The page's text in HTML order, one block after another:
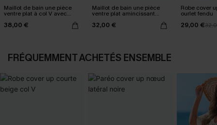
Maillot de bain une pièce
ventre plat à col V avec
Mesh power
38,00 €
Maillot de bain une pièce
ventre plat amincissant
32,00 €
Robe cover
ourlet fendu
29,00 €
FRÉQUEMMENT ACHETÉS ENSEMBLE